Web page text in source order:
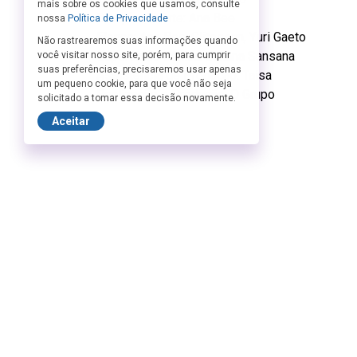
Direção de Arte: Ana Bee
Elenco: Ana Bee, Glitossan, Yuri Gaeto
Supervisão Cênica: Juliana Sansana
Assistência de Produção: Taisa
Realização e Produção: O Grupo
mais sobre os cookies que usamos, consulte
nossa Política de Privacidade
Não rastrearemos suas informações quando
você visitar nosso site, porém, para cumprir
suas preferências, precisaremos usar apenas
um pequeno cookie, para que você não seja
solicitado a tomar essa decisão novamente.
Aceitar